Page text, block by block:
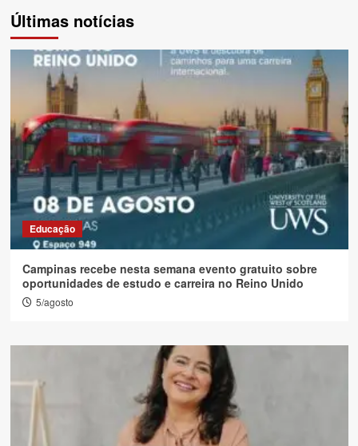
Últimas notícias
Educação
Campinas recebe nesta semana evento gratuito sobre
oportunidades de estudo e carreira no Reino Unido
5/agosto